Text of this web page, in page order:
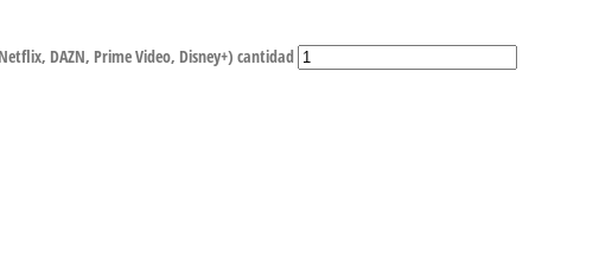
DAZN, Prime Video, Disney+) cantidad